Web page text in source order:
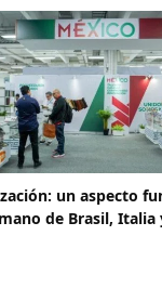
un aspecto
de Brasil, Italia